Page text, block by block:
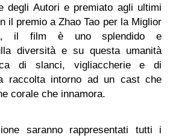
degli Autori e premiato agli ultimi
il premio a Zhao Tao per la Miglior
il film è uno splendido e
diversità e su questa umanità
di slanci, vigliaccherie e di
raccolta intorno ad un cast che
corale che innamora.
saranno rappresentati tutti i